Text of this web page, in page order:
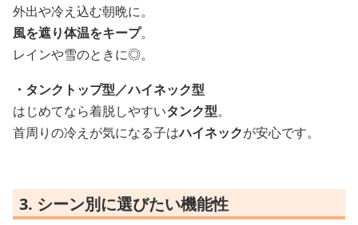
外出や冷え込む朝晩に。
風を遮り体温をキープ。
レインや雪のときに◎。
・タンクトップ型／ハイネック型
はじめてなら着脱しやすいタンク型。
首周りの冷えが気になる子はハイネックが安心です。
3. シーン別に選びたい機能性